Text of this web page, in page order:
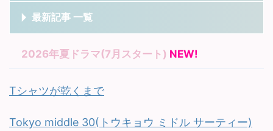
最新記事 一覧
2026年夏ドラマ(7月スタート) NEW!
Tシャツが乾くまで
Tokyo middle 30(トウキョウ ミドル サーティー)